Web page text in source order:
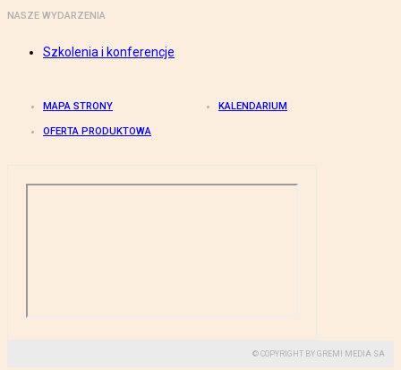
NASZE WYDARZENIA
Szkolenia i konferencje
MAPA STRONY KALENDARIUM
OFERTA PRODUKTOWA
© COPYRIGHT BY GREMI MEDIA SA